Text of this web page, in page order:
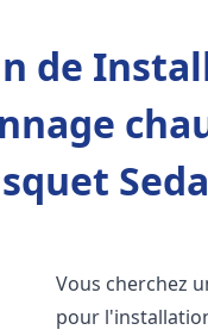
de
Vous cherchez
pour